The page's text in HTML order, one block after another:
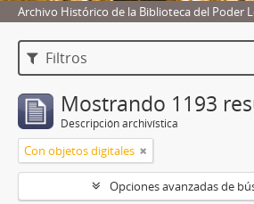
Archivo Histórico de la Biblioteca del Poder
Filtros
Mostrando 1193
Descripción archivística
Con objetos digitales
Opciones avanzadas de